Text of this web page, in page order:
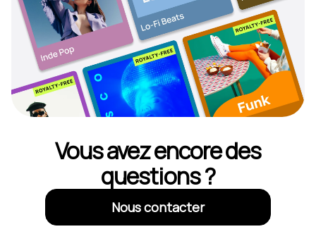
Vous avez encore des
questions ?
Nous contacter